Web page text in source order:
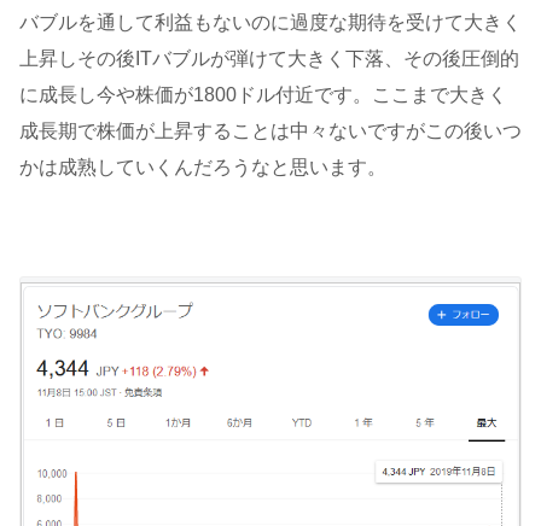
バブルを通して利益もないのに過度な期待を受けて大きく
上昇しその後ITバブルが弾けて大きく下落、その後圧倒的
に成長し今や株価が1800ドル付近です。ここまで大きく
成長期で株価が上昇することは中々ないですがこの後いつ
かは成熟していくんだろうなと思います。